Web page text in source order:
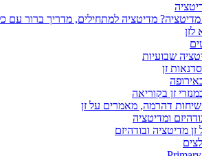
מדיטציה למתחילים, מדריך ברור עם
לזן
שבועיות
זן
זן בקוריאה
שיחות דהרמה, מאמרים על זן
ומדיטציה
מדיטציה ובודהיזם